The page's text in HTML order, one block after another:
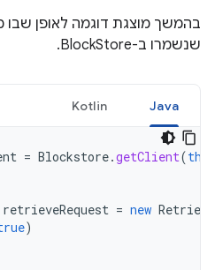
בהמשך מוצגת דוגמה לאופן שבו
שנשמרו ב-BlockStore.
Java
Kotlin
= Blockstore.getClient(this
retrieveRequest = new
)